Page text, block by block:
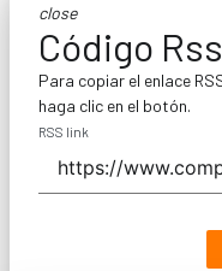
close
Código Rss
Para copiar el enlace
haga clic en el botón.
RSS link